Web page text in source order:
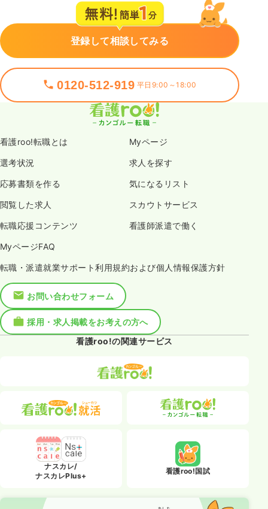
登録して相談してみる
0120-512-919 平日9:00～18:00
看護roo!転職とは Myページ
選考状況 求人を探す
応募書類を作る 気になるリスト
閲覧した求人 スカウトサービス
転職応援コンテンツ 看護師派遣で働く
MyページFAQ
転職・派遣就業サポート利用規約および個人情報保護方針
お問い合わせフォーム
採用・求人掲載をお考えの方へ
看護roo!の関連サービス
ナスカレ/
ナスカレPlus+
看護roo!国試